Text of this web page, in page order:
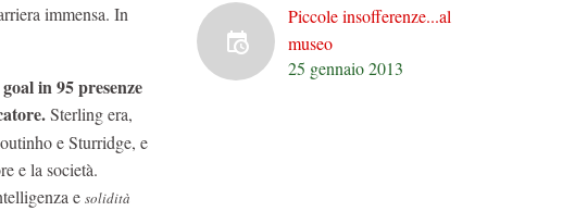
immensa. In
in 95 presenze
Sterling era,
e Sturridge, e
e la società.
e solidità
Piccole insofferenze...al
museo
25 gennaio 2013